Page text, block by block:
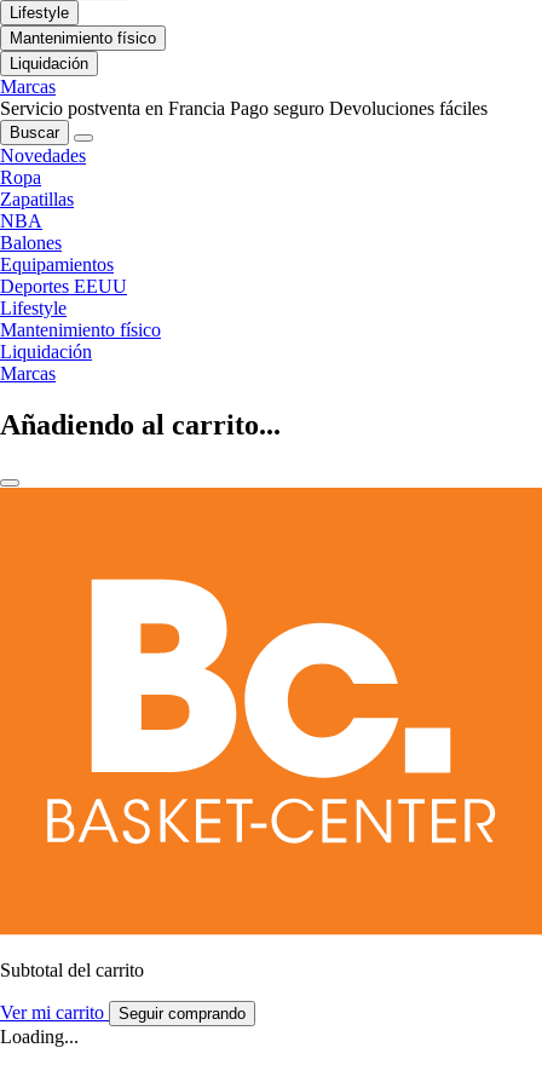
Lifestyle
Mantenimiento físico
Liquidación
Marcas
Servicio postventa en Francia Pago seguro Devoluciones fáciles
Buscar
Novedades
Ropa
Zapatillas
NBA
Balones
Equipamientos
Deportes EEUU
Lifestyle
Mantenimiento físico
Liquidación
Marcas
Añadiendo al carrito...
Subtotal del carrito
Ver mi carrito Seguir comprando
Loading...